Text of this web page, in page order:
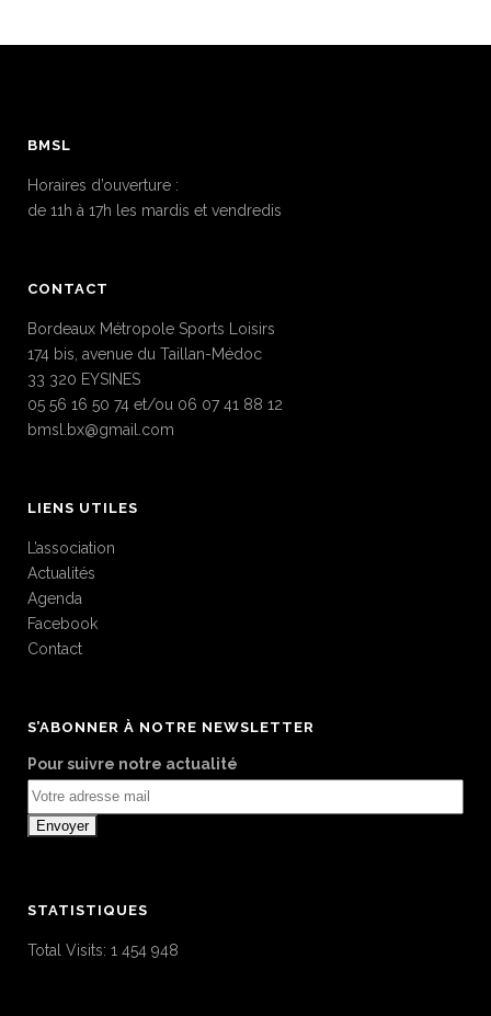
BMSL
Horaires d’ouverture :
de 11h à 17h les mardis et vendredis
CONTACT
Bordeaux Métropole Sports Loisirs
174 bis, avenue du Taillan-Médoc
33 320 EYSINES
05 56 16 50 74 et/ou 06 07 41 88 12
bmsl.bx@gmail.com
LIENS UTILES
L’association
Actualités
Agenda
Facebook
Contact
S’ABONNER À NOTRE NEWSLETTER
Pour suivre notre actualité
STATISTIQUES
Total Visits: 1 454 948